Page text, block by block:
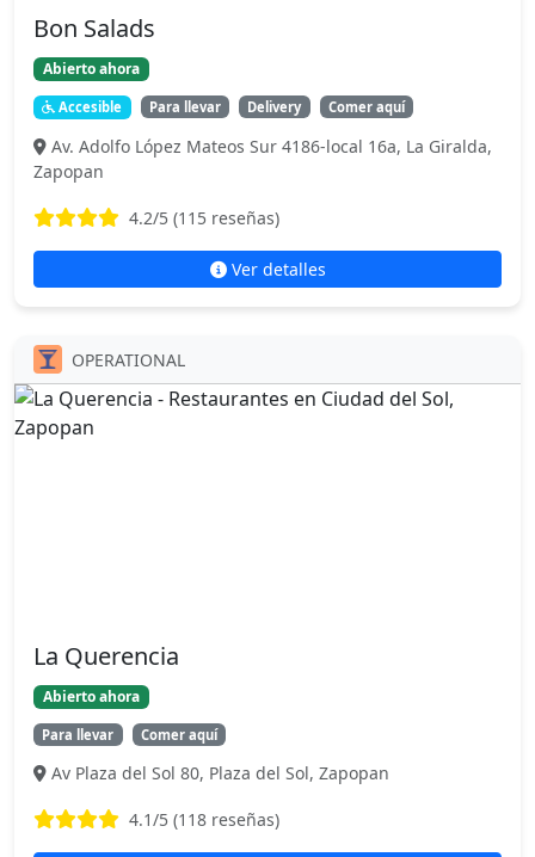
Bon Salads
Abierto ahora
Accesible Para llevar Delivery Comer aquí
Av. Adolfo López Mateos Sur 4186-local 16a, La Giralda,
Zapopan
4.2/5 (115 reseñas)
Ver detalles
OPERATIONAL
La Querencia
Abierto ahora
Para llevar Comer aquí
Av Plaza del Sol 80, Plaza del Sol, Zapopan
4.1/5 (118 reseñas)